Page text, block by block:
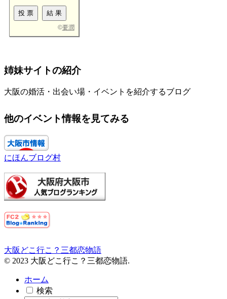
©要潤
姉妹サイトの紹介
大阪の婚活・出会い場・イベントを紹介するブログ
他のイベント情報を見てみる
にほんブログ村
大阪どこ行こ？三都恋物語
© 2023 大阪どこ行こ？三都恋物語.
ホーム
検索